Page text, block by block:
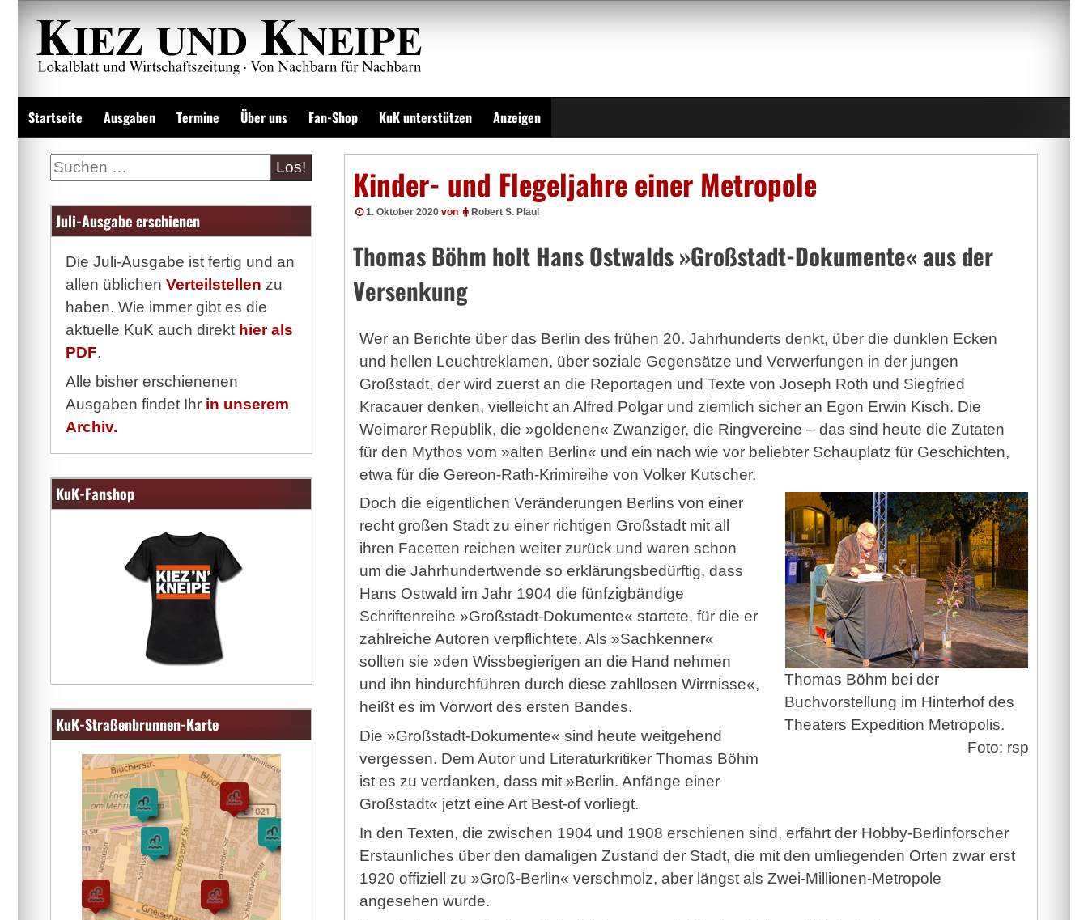
Zum
Inhalt
springen
Startseite Ausgaben Termine Über uns Fan-Shop KuK unterstützen Anzeigen
Kinder- und Flegeljahre einer Metropole
1. Oktober 2020 von Robert S. Plaul
Thomas Böhm holt Hans Ostwalds »Großstadt-Dokumente« aus der
Versenkung
Wer an Berichte über das Berlin des frühen 20. Jahrhunderts denkt, über die dunklen Ecken
und hellen Leuchtreklamen, über soziale Gegensätze und Verwerfungen in der jungen
Großstadt, der wird zuerst an die Reportagen und Texte von Joseph Roth und Siegfried
Kracauer denken, vielleicht an Alfred Polgar und ziemlich sicher an Egon Erwin Kisch. Die
Weimarer Republik, die »goldenen« Zwanziger, die Ringvereine – das sind heute die Zutaten
für den Mythos vom »alten Berlin« und ein nach wie vor beliebter Schauplatz für Geschichten,
etwa für die Gereon-Rath-Krimireihe von Volker Kutscher.
Thomas Böhm bei der
Buchvorstellung im Hinterhof des
Theaters Expedition Metropolis.
Foto: rsp
Doch die eigentlichen Veränderungen Berlins von einer
recht großen Stadt zu einer richtigen Großstadt mit all
ihren Facetten reichen weiter zurück und waren schon
um die Jahrhundertwende so erklärungsbedürftig, dass
Hans Ostwald im Jahr 1904 die fünfzigbändige
Schriftenreihe »Großstadt-Dokumente« startete, für die er
zahlreiche Autoren verpflichtete. Als »Sachkenner«
sollten sie »den Wissbegierigen an die Hand nehmen
und ihn hindurchführen durch diese zahllosen Wirrnisse«,
heißt es im Vorwort des ersten Bandes.
Die »Großstadt-Dokumente« sind heute weitgehend
vergessen. Dem Autor und Literaturkritiker Thomas Böhm
ist es zu verdanken, dass mit »Berlin. Anfänge einer
Großstadt« jetzt eine Art Best-of vorliegt.
In den Texten, die zwischen 1904 und 1908 erschienen sind, erfährt der Hobby-Berlinforscher
Erstaunliches über den damaligen Zustand der Stadt, die mit den umliegenden Orten zwar erst
1920 offiziell zu »Groß-Berlin« verschmolz, aber längst als Zwei-Millionen-Metropole
angesehen wurde.
Suche
Juli-Ausgabe erschienen
Die Juli-Ausgabe ist fertig und an
allen üblichen Verteilstellen zu
haben. Wie immer gibt es die
aktuelle KuK auch direkt hier als
PDF.
Alle bisher erschienenen
Ausgaben findet Ihr in unserem
Archiv.
KuK-Fanshop
KuK-Straßenbrunnen-Karte